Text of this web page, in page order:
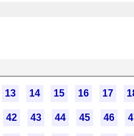
13 14 15 16 17
42 43 44 45 46